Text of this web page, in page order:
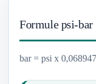
Formule psi-bar
bar = psi x